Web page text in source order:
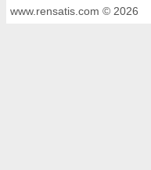
www.rensatis.com © 2026